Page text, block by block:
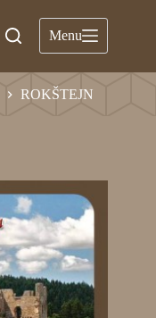
Menu
ROKŠTEJN